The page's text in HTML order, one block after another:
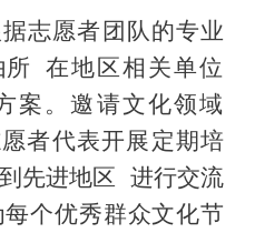
志愿者团队的专业
在地区相关单位
案。邀请文化领域
者代表开展定期培
先进地区 进行交流
个优秀群众文化节